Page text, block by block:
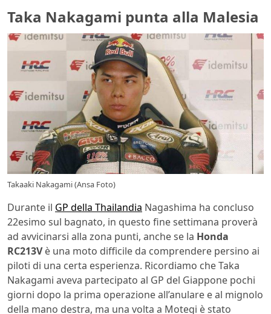
Taka Nakagami punta alla Malesia
Takaaki Nakagami (Ansa Foto)
Durante il GP della Thailandia Nagashima ha concluso
22esimo sul bagnato, in questo fine settimana proverà
ad avvicinarsi alla zona punti, anche se la Honda
RC213Vè una moto difficile da comprendere persino ai
piloti di una certa esperienza. Ricordiamo che Taka
Nakagami aveva partecipato al GP del Giappone pochi
giorni dopo la prima operazione all’anulare e al mignolo
della mano destra, ma una volta a Motegi è stato